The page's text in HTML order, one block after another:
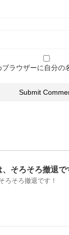
ラウザーに自分
そろそろ撤退で
ろそろ撤退です！